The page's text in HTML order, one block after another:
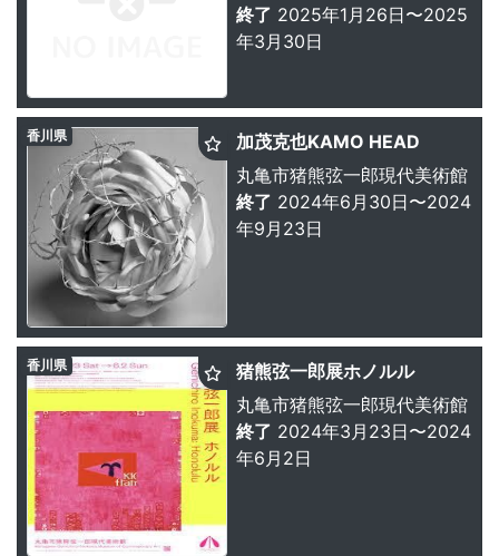
終了 2025年1月26日〜2025
年3月30日
加茂克也KAMO HEAD
丸亀市猪熊弦一郎現代美術館
終了 2024年6月30日〜2024
年9月23日
香川県
猪熊弦一郎展ホノルル
丸亀市猪熊弦一郎現代美術館
終了 2024年3月23日〜2024
年6月2日
香川県